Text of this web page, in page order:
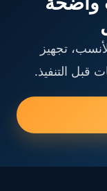
تجهيز
قبل التنفيذ.